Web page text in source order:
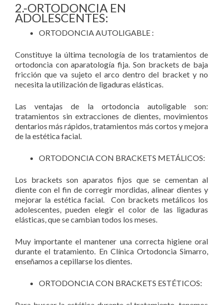
2.-ORTODONCIA EN
ADOLESCENTES:
ORTODONCIA AUTOLIGABLE :
Constituye la última tecnología de los tratamientos de
ortodoncia con aparatología fija. Son brackets de baja
fricción que va sujeto el arco dentro del bracket y no
necesita la utilización de ligaduras elásticas.
Las ventajas de la ortodoncia autoligable son:
tratamientos sin extracciones de dientes, movimientos
dentarios más rápidos, tratamientos más cortos y mejora
de la estética facial.
ORTODONCIA CON BRACKETS METÁLICOS:
Los brackets son aparatos fijos que se cementan al
diente con el fin de corregir mordidas, alinear dientes y
mejorar la estética facial. Con brackets metálicos los
adolescentes, pueden elegir el color de las ligaduras
elásticas, que se cambian todos los meses.
Muy importante el mantener una correcta higiene oral
durante el tratamiento. En Clínica Ortodoncia Simarro,
enseñamos a cepillarse los dientes.
ORTODONCIA CON BRACKETS ESTÉTICOS: